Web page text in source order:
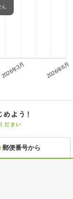
2026年3月 2026年6月